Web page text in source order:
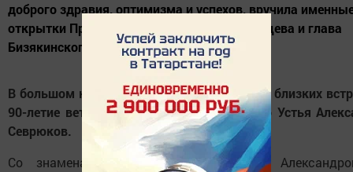
доброго здравия, оптимизма и успехов, вручила
открытки Президента РФ, Валерия Чершинцева и глава
Бизякинского поселения...
В большом кругу семьи, родных, соседей и близких
90-летие ветеран труда и тыла из Икского Устья
Севрюков.
Со знаменательной датой Александра